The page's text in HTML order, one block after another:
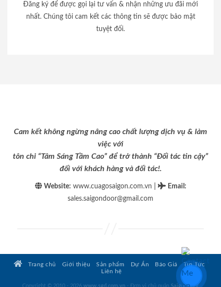
Đăng ký để được gọi lại tư vấn & nhận những ưu đãi mới
nhất. Chúng tôi cam kết các thông tin sẽ được bảo mật
tuyệt đối.
Cam kết không ngừng nâng cao chất lượng dịch vụ & làm
việc với
tôn chỉ “Tâm Sáng Tầm Cao” để trở thành “Đối tác tin cậy”
đối với khách hàng và đối tác!.
Website: www.cuagosaigon.com.vn Email :
sales.saigondoor@gmail.com
Trang chủ Giới thiệu Sản phẩm Dự Án Báo Giá
Tin Tức
Liên hệ
Copyright © 2010 - 2026 www.sgd.com.vn - Đơn vị chủ quản SaigonDoor